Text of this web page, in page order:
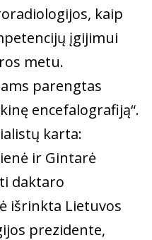
kaip
įgijimui
metu.
parengtas
encefalografiją“.
karta:
ir Gintarė
daktaro
išrinkta Lietuvos
prezidente,